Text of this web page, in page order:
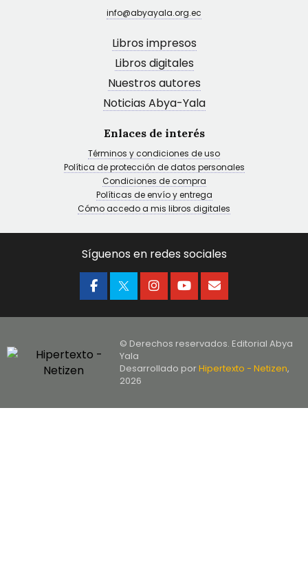
info@abyayala.org.ec
Libros impresos
Libros digitales
Nuestros autores
Noticias Abya-Yala
Enlaces de interés
Términos y condiciones de uso
Política de protección de datos personales
Condiciones de compra
Políticas de envío y entrega
Cómo accedo a mis libros digitales
Síguenos en redes sociales
© Derechos reservados. Editorial Abya
Yala
Desarrollado porHipertexto - Netizen,
2026